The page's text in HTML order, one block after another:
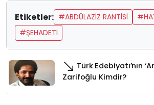
Etiketler: #ABDÜLAZİZ RANTİSİ
#ŞEHADETİ
Türk Edebiyatı’nın
Zarifoğlu Kimdir?